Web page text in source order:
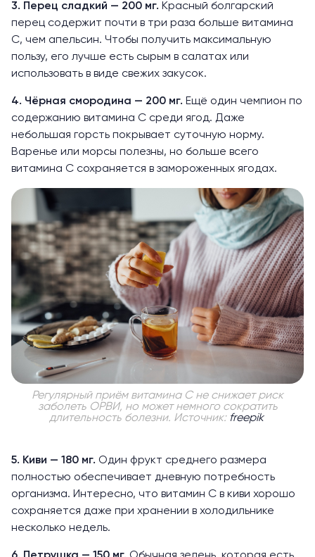
3. Перец сладкий — 200 мг. Красный болгарский
перец содержит почти в три раза больше витамина
С, чем апельсин. Чтобы получить максимальную
пользу, его лучше есть сырым в салатах или
использовать в виде свежих закусок.
4. Чёрная смородина — 200 мг. Ещё один чемпион по
содержанию витамина С среди ягод. Даже
небольшая горсть покрывает суточную норму.
Варенье или морсы полезны, но больше всего
витамина С сохраняется в замороженных ягодах.
Регулярный приём витамина С не снижает риск
заболеть ОРВИ, но может немного сократить
длительность болезни. Источник: freepik
5. Киви — 180 мг. Один фрукт среднего размера
полностью обеспечивает дневную потребность
организма. Интересно, что витамин С в киви хорошо
сохраняется даже при хранении в холодильнике
несколько недель.